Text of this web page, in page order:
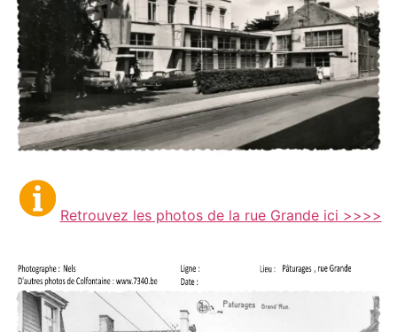
Retrouvez les photos de la rue Grande ici >>>>